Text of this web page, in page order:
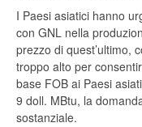
I Paesi asiatici hanno
con GNL nella
prezzo di quest’ultimo,
troppo alto per
base FOB ai Paesi
9 doll. MBtu, la
sostanziale.